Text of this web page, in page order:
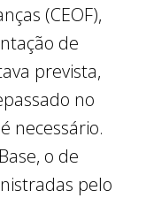
(CEOF),
de
prevista,
no
necessário.
o de
pelo